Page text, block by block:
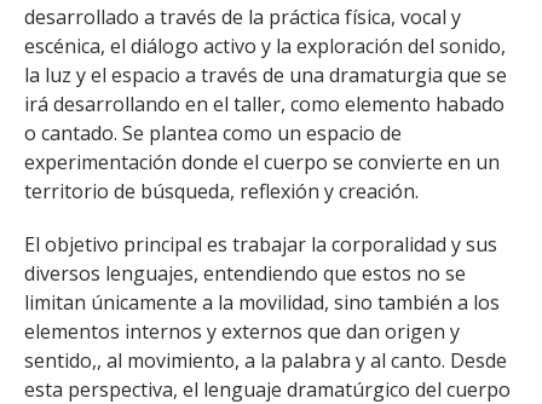
desarrollado a través de la práctica física, vocal y
escénica, el diálogo activo y la exploración del sonido,
la luz y el espacio a través de una dramaturgia que se
irá desarrollando en el taller, como elemento habado
o cantado. Se plantea como un espacio de
experimentación donde el cuerpo se convierte en un
territorio de búsqueda, reflexión y creación.
El objetivo principal es trabajar la corporalidad y sus
diversos lenguajes, entendiendo que estos no se
limitan únicamente a la movilidad, sino también a los
elementos internos y externos que dan origen y
sentido,, al movimiento, a la palabra y al canto. Desde
esta perspectiva, el lenguaje dramatúrgico del cuerpo